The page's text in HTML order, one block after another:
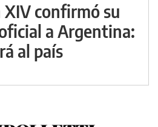
XIV confirmó su
a Argentina:
al país